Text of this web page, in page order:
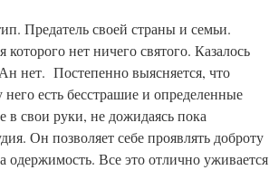
Предатель своей страны и семьи.
нет ничего святого. Казалось
нет. Постепенно выясняется, что
есть бесстрашие и определенные
свои руки, не дожидаясь пока
Он позволяет себе проявлять доброту
одержимость. Все это отлично уживается